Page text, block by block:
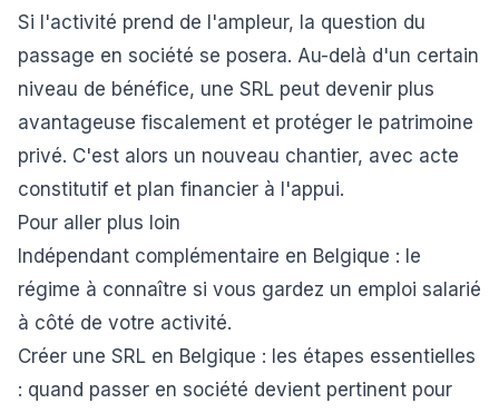
Si l'activité prend de l'ampleur, la question du
passage en société se posera. Au-delà d'un certain
niveau de bénéfice, une SRL peut devenir plus
avantageuse fiscalement et protéger le patrimoine
privé. C'est alors un nouveau chantier, avec acte
constitutif et plan financier à l'appui.
Pour aller plus loin
Indépendant complémentaire en Belgique : le
régime à connaître si vous gardez un emploi salarié
à côté de votre activité.
Créer une SRL en Belgique : les étapes essentielles
: quand passer en société devient pertinent pour